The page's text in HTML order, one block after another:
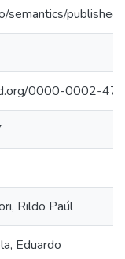
semantics/
0000-0002-
Rildo Paúl
Eduardo